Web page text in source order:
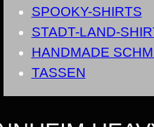
SPOOKY-SHIRTS
STADT-LAND-
HANDMADE
TASSEN